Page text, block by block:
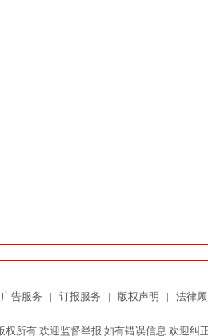
告服务 | 订报服务 | 版权声明 | 法律
权所有 欢迎监督举报 如有错误信息 欢迎纠